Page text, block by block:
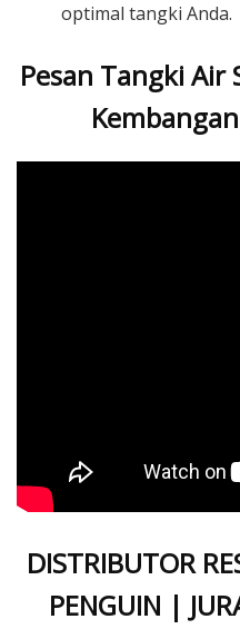
optimal tangki Anda.
Pesan Tangki Air
DISTRIBUTOR
PENGUIN |